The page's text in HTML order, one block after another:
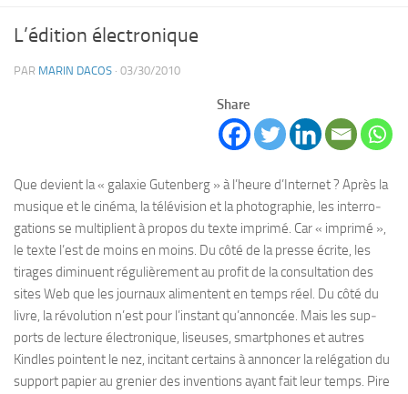
Marin Dacos – National Open Science Coordinator [EN]
L’édition électronique
PAR MARIN DACOS · 03/30/2010
Share
Que devient la « galaxie Guten­berg » à l’heure d’Internet ? Après la
musique et le cinéma, la télé­vi­sion et la pho­to­gra­phie, les inter­ro­
ga­tions se mul­ti­plient à pro­pos du texte imprimé. Car « imprimé »,
le texte l’est de moins en moins. Du côté de la presse écrite, les
tirages dimi­nuent régu­liè­re­ment au pro­fit de la consul­ta­tion des
sites Web que les jour­naux ali­mentent en temps réel. Du côté du
livre, la révo­lu­tion n’est pour l’instant qu’annoncée. Mais les sup­
ports de lec­ture élec­tro­nique, liseuses, smart­phones et autres
Kindles pointent le nez, inci­tant cer­tains à annon­cer la relé­ga­tion du
sup­port papier au gre­nier des inven­tions ayant fait leur temps. Pire